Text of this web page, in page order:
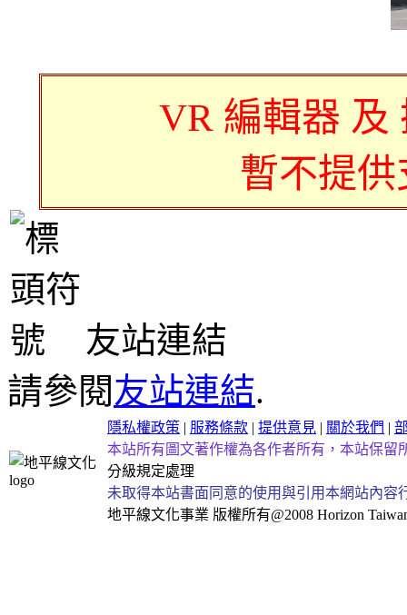
VR 編輯器 及
暫不提
友站連結
請參閱友站連結.
隱私權政策 | 服務條款 | 提供意見 | 關於我們 |
本站所有圖文著作權為各作者所有，本站保留
分級規定處理
未取得本站書面同意的使用與引用本網站內
地平線文化事業 版權所有@2008 Horizon